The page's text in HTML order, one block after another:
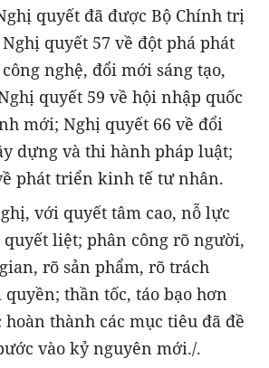
quyết đã được Bộ Chính trị
quyết 57 về đột phá phát
nghệ, đổi mới sáng tạo,
quyết 59 về hội nhập quốc
mới; Nghị quyết 66 về đổi
dựng và thi hành pháp luật;
phát triển kinh tế tư nhân.
với quyết tâm cao, nỗ lực
liệt; phân công rõ người,
rõ sản phẩm, rõ trách
thần tốc, táo bạo hơn
thành các mục tiêu đã đề
vào kỷ nguyên mới./.